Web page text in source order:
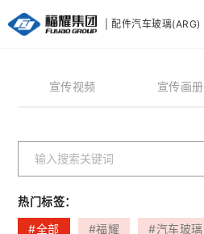
| 配件汽车玻璃(ARG)
宣传视频 宣传画册
热门标签：
#全部
#福耀 #汽车玻璃